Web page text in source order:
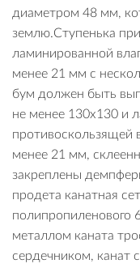
диаметром 48 мм,
землю.Ступенька
ламинированной
менее 21 мм с
бум должен быть
не менее 130х130 и
противоскользящей
менее 21 мм,
закреплены
продета канатная
полипропиленового
металлом каната
сердечником, канат